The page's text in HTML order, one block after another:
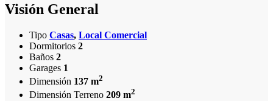
Visión General
Tipo Casas, Local Comercial
Dormitorios 2
Baños 2
Garages 1
Dimensión 137 m2
Dimensión Terreno 209 m2